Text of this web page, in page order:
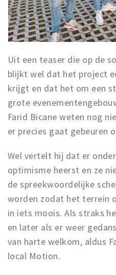
Natuurgebieden
Party pics
Drinken
Slapen
Recreatief
Winkels
Winkelgebieden
Inloggen
Uit een teaser die op de
blijkt wel dat het project
krijgt en dat het om een
grote
Farid Bicane weten nog
er precies gaat gebeuren
Wel vertelt hij dat er
optimisme heerst en ze
de spreekwoordelijke
worden zodat het terrein
in iets moois. Als straks
en later als er weer
van harte welkom, aldus
local Motion.